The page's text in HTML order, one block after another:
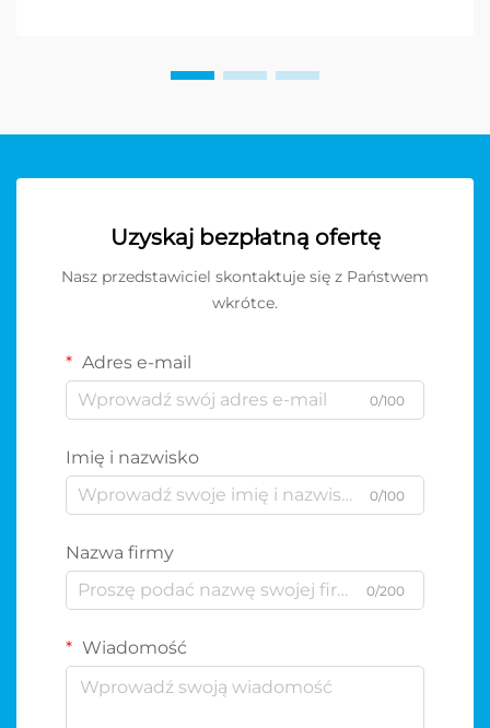
Uzyskaj bezpłatną ofertę
Nasz przedstawiciel skontaktuje się z Państwem
wkrótce.
Adres e-mail
0/100
Imię i nazwisko
0/100
Nazwa firmy
0/200
Wiadomość